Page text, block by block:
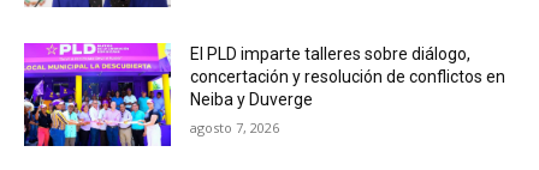
El PLD imparte talleres sobre diálogo,
concertación y resolución de conflictos en
Neiba y Duverge
agosto 7, 2026